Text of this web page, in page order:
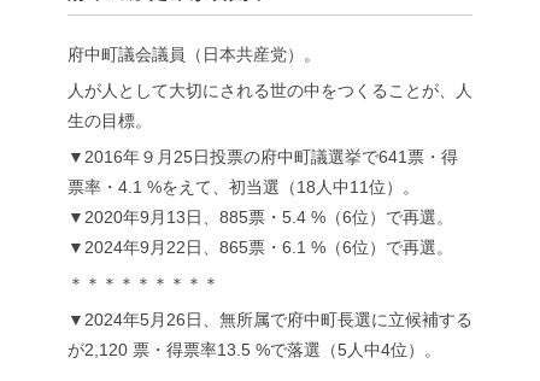
府中町議会議員（日本共産党）。
人が人として大切にされる世の中をつくることが、人
生の目標。
▼2016年９月25日投票の府中町議選挙で641票・得
票率・4.1 %をえて、初当選（18人中11位）。
▼2020年9月13日、885票・5.4 %（6位）で再選。
▼2024年9月22日、865票・6.1 %（6位）で再選。
＊＊＊＊＊＊＊＊＊
▼2024年5月26日、無所属で府中町長選に立候補する
が2,120 票・得票率13.5 %で落選（5人中4位）。